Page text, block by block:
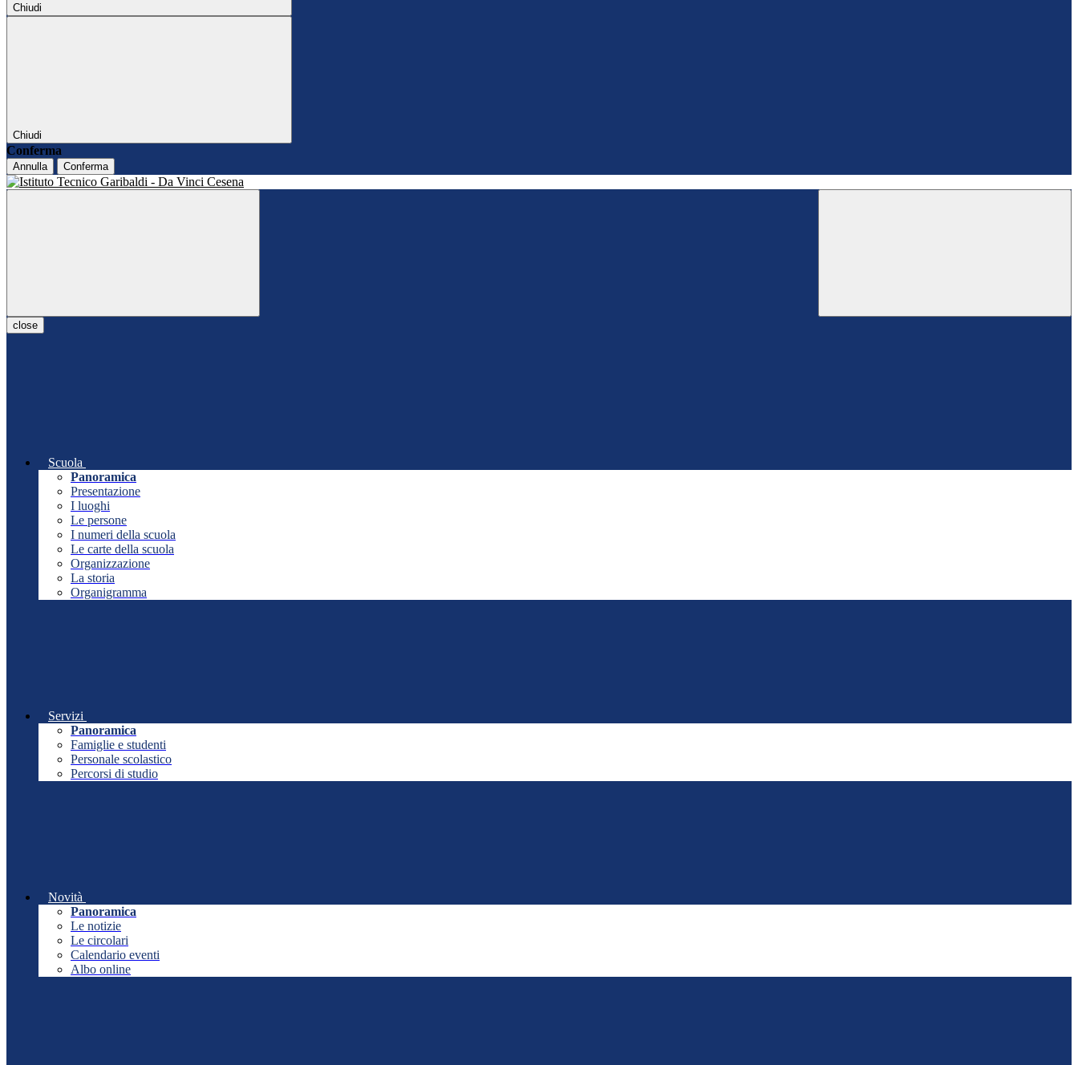
Chiudi
Chiudi
Conferma
Annulla Conferma
close
Scuola
Panoramica
Presentazione
I luoghi
Le persone
I numeri della scuola
Le carte della scuola
Organizzazione
La storia
Organigramma
Servizi
Panoramica
Famiglie e studenti
Personale scolastico
Percorsi di studio
Novità
Panoramica
Le notizie
Le circolari
Calendario eventi
Albo online